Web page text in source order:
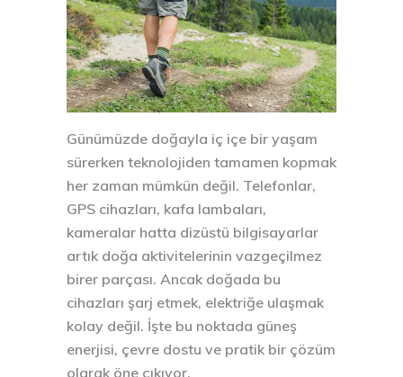
Günümüzde doğayla iç içe bir yaşam
sürerken teknolojiden tamamen kopmak
her zaman mümkün değil. Telefonlar,
GPS cihazları, kafa lambaları,
kameralar hatta dizüstü bilgisayarlar
artık doğa aktivitelerinin vazgeçilmez
birer parçası. Ancak doğada bu
cihazları şarj etmek, elektriğe ulaşmak
kolay değil. İşte bu noktada güneş
enerjisi, çevre dostu ve pratik bir çözüm
olarak öne çıkıyor.